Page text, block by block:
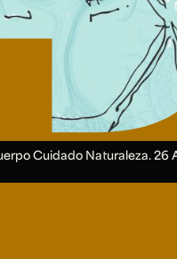
Cuidado Naturaleza.26